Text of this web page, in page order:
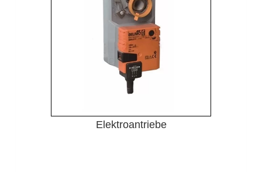
Elektroantriebe